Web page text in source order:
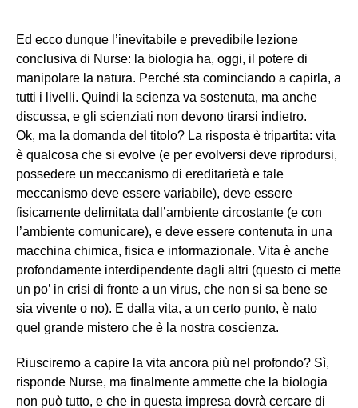
Ed ecco dunque l’inevitabile e prevedibile lezione
conclusiva di Nurse: la biologia ha, oggi, il potere di
manipolare la natura. Perché sta cominciando a capirla, a
tutti i livelli. Quindi la scienza va sostenuta, ma anche
discussa, e gli scienziati non devono tirarsi indietro.
Ok, ma la domanda del titolo? La risposta è tripartita: vita
è qualcosa che si evolve (e per evolversi deve riprodursi,
possedere un meccanismo di ereditarietà e tale
meccanismo deve essere variabile), deve essere
fisicamente delimitata dall’ambiente circostante (e con
l’ambiente comunicare), e deve essere contenuta in una
macchina chimica, fisica e informazionale. Vita è anche
profondamente interdipendente dagli altri (questo ci mette
un po’ in crisi di fronte a un virus, che non si sa bene se
sia vivente o no). E dalla vita, a un certo punto, è nato
quel grande mistero che è la nostra coscienza.
Riusciremo a capire la vita ancora più nel profondo? Sì,
risponde Nurse, ma finalmente ammette che la biologia
non può tutto, e che in questa impresa dovrà cercare di